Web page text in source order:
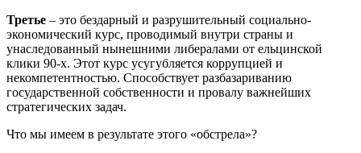
Третье – это бездарный и разрушительный социально-
экономический курс, проводимый внутри страны и
унаследованный нынешними либералами от ельцинской
клики 90-х. Этот курс усугубляется коррупцией и
некомпетентностью. Способствует разбазариванию
государственной собственности и провалу важнейших
стратегических задач.
Что мы имеем в результате этого «обстрела»?